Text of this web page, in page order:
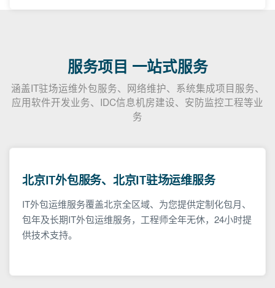
服务项目 一站式服务
涵盖IT驻场运维外包服务、网络维护、系统集成项目服务、
应用软件开发业务、IDC信息机房建设、安防监控工程等业
务
北京IT外包服务、北京IT驻场运维服务
IT外包运维服务覆盖北京全区域、为您提供定制化包月、
包年及长期IT外包运维服务，工程师全年无休，24小时提
供技术支持。